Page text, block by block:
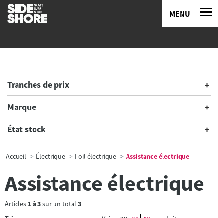
MENU
Tranches de prix
Marque
État stock
Accueil Électrique Foil électrique Assistance électrique
Assistance électrique
Articles 1à3sur un total 3